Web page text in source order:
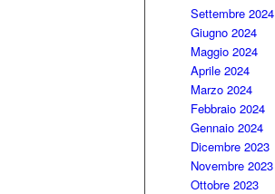
Settembre 2024
Giugno 2024
Maggio 2024
Aprile 2024
Marzo 2024
Febbraio 2024
Gennaio 2024
Dicembre 2023
Novembre 2023
Ottobre 2023